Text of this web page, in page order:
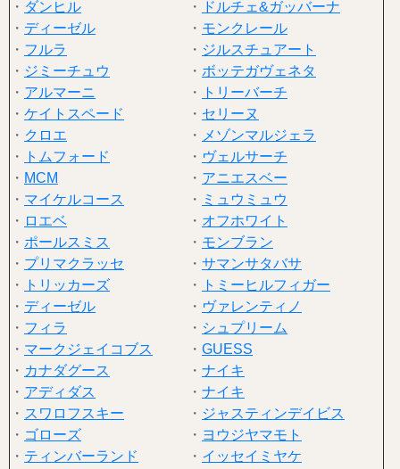
・ ダンヒル ・
ドルチェ&ガッバーナ
・ ディーゼル ・ モンクレール
・ フルラ ・ ジルスチュアート
・ ジミーチュウ ・ ボッテガヴェネタ
・ アルマーニ ・
トリーバーチ
・ ケイトスペード ・ セリーヌ
・ クロエ ・ メゾンマルジェラ
・
トムフォード ・ ヴェルサーチ
・ MCM ・ アニエスベー
・ マイケルコース ・ ミュウミュウ
・ ロエベ ・ オフホワイト
・ ポールスミス ・ モンブラン
・ プリマクラッセ ・ サマンサタバサ
・
トリッカーズ ・
トミーヒルフィガー
・ ディーゼル ・ ヴァレンティノ
・ フィラ ・ シュプリーム
・ マークジェイコブス ・ GUESS
・ カナダグース ・ ナイキ
・ アディダス ・ ナイキ
・ スワロフスキー ・ ジャスティンデイビス
・ ゴローズ ・ ヨウジヤマモト
・ ティンバーランド ・ イッセイミヤケ